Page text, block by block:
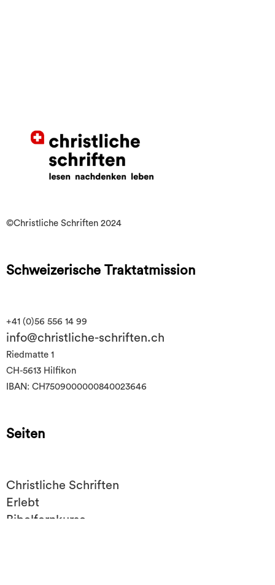
©Christliche Schriften 2024
Schweizerische Traktatmission
+41 (0)56 556 14 99
info@christliche-schriften.ch
Riedmatte 1
CH-5613 Hilfikon
IBAN: CH7509000000840023646
Seiten
Christliche Schriften
Erlebt
Bibelfernkurse